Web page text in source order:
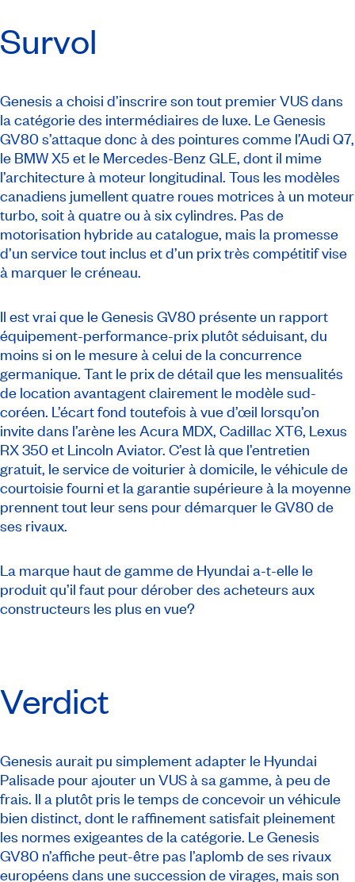
Survol
Genesis a choisi d’inscrire son tout premier VUS dans
la catégorie des intermédiaires de luxe. Le Genesis
GV80 s’attaque donc à des pointures comme l’Audi Q7,
le BMW X5 et le Mercedes-Benz GLE, dont il mime
l’architecture à moteur longitudinal. Tous les modèles
canadiens jumellent quatre roues motrices à un moteur
turbo, soit à quatre ou à six cylindres. Pas de
motorisation hybride au catalogue, mais la promesse
d’un service tout inclus et d’un prix très compétitif vise
à marquer le créneau.
Il est vrai que le Genesis GV80 présente un rapport
équipement-performance-prix plutôt séduisant, du
moins si on le mesure à celui de la concurrence
germanique. Tant le prix de détail que les mensualités
de location avantagent clairement le modèle sud-
coréen. L’écart fond toutefois à vue d’œil lorsqu’on
invite dans l’arène les Acura MDX, Cadillac XT6, Lexus
RX 350 et Lincoln Aviator. C’est là que l’entretien
gratuit, le service de voiturier à domicile, le véhicule de
courtoisie fourni et la garantie supérieure à la moyenne
prennent tout leur sens pour démarquer le GV80 de
ses rivaux.
La marque haut de gamme de Hyundai a-t-elle le
produit qu’il faut pour dérober des acheteurs aux
constructeurs les plus en vue?
Verdict
Genesis aurait pu simplement adapter le Hyundai
Palisade pour ajouter un VUS à sa gamme, à peu de
frais. Il a plutôt pris le temps de concevoir un véhicule
bien distinct, dont le raffinement satisfait pleinement
les normes exigeantes de la catégorie. Le Genesis
GV80 n’affiche peut-être pas l’aplomb de ses rivaux
européens dans une succession de virages, mais son